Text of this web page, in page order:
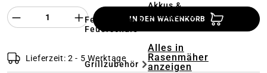
Feuerstelle &
Feuerschale
Grillzubehör
Akkus &
Ladegeräte
Alles in
Rasenmäher
anzeigen
Produkt Anzahl des Produktes
IN DEN WARENKORB
Lieferzeit: 2 - 5 Werktage